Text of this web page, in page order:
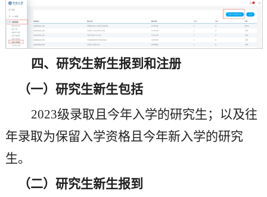
四、研究生新生报到和注册
（一）研究生新生包括
2023级录取且今年入学的研究生；以及往
年录取为保留入学资格且今年新入学的研究
生。
（二） 研究生新生报到